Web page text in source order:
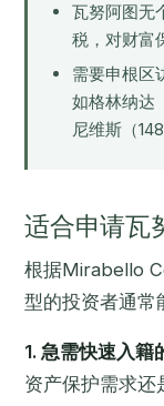
瓦努阿图无
税，对财富
需要申根区
如格林纳达
尼维斯 （
适合申请瓦
根据Mirabello
型的投资者通常
1. 急需快速入籍
资产保护需求